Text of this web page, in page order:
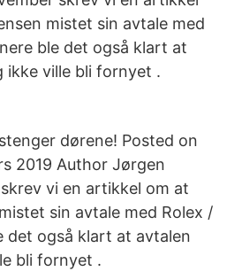
mistet sin avtale med
ble det også klart at
ikke ville bli fornyet .
dørene! Posted on
2019 Author Jørgen
vi en artikkel om at
sin avtale med Rolex /
det også klart at avtalen
bli fornyet .